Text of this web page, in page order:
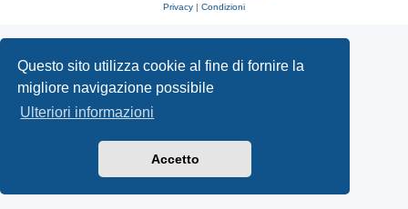
Questo sito utilizza cookie al fine di fornire la
migliore navigazione possibile
Ulteriori informazioni
Accetto
Privacy | Condizioni